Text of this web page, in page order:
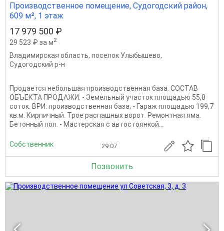
Производственное помещение, Судогодский район,
609 м², 1 этаж
17 979 500 ₽
29 523 ₽ за м2
Владимирская область, поселок Улыбышево,
Судогодский р-н
Продается небольшая производственная база. СОСТАВ
ОБЪЕКТА ПРОДАЖИ: - Земельный участок площадью 55,8
соток. ВРИ: производственная база; - Гараж площадью 199,7
кв.м. Кирпичный. Трое распашных ворот. Ремонтная яма.
Бетонный пол. - Мастерская с автостоянкой...
Собственник 29.07
Позвонить